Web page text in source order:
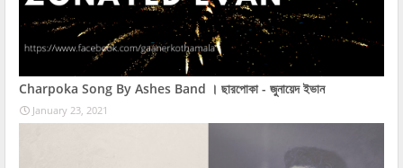
Charpoka Song By Ashes Band । ছারপোকা - জুনায়েদ ইভান
January 23, 2021